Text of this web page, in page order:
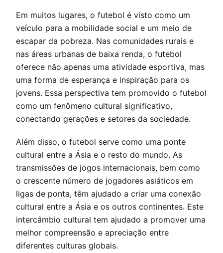
Em muitos lugares, o futebol é visto como um
veículo para a mobilidade social e um meio de
escapar da pobreza. Nas comunidades rurais e
nas áreas urbanas de baixa renda, o futebol
oferece não apenas uma atividade esportiva, mas
uma forma de esperança e inspiração para os
jovens. Essa perspectiva tem promovido o futebol
como um fenômeno cultural significativo,
conectando gerações e setores da sociedade.
Além disso, o futebol serve como uma ponte
cultural entre a Ásia e o resto do mundo. As
transmissões de jogos internacionais, bem como
o crescente número de jogadores asiáticos em
ligas de ponta, têm ajudado a criar uma conexão
cultural entre a Ásia e os outros continentes. Este
intercâmbio cultural tem ajudado a promover uma
melhor compreensão e apreciação entre
diferentes culturas globais.